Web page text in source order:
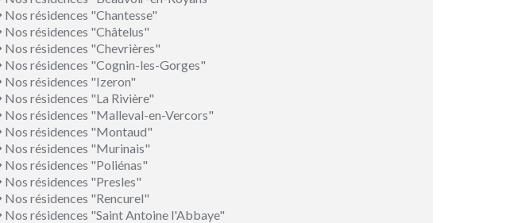
Nos résidences "Chantesse"
Nos résidences "Châtelus"
Nos résidences "Chevrières"
Nos résidences "Cognin-les-Gorges"
Nos résidences "Izeron"
Nos résidences "La Rivière"
Nos résidences "Malleval-en-Vercors"
Nos résidences "Montaud"
Nos résidences "Murinais"
Nos résidences "Poliénas"
Nos résidences "Presles"
Nos résidences "Rencurel"
Nos résidences "Saint Antoine l'Abbaye"